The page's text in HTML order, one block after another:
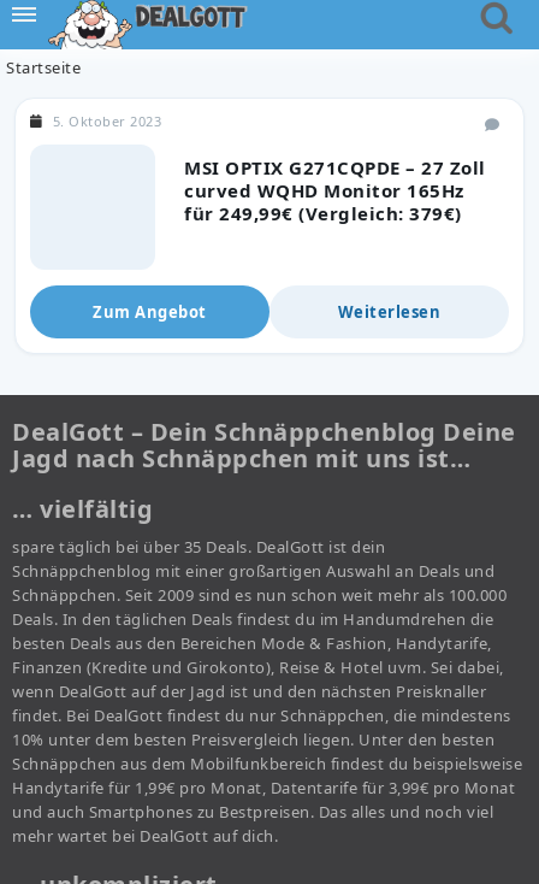
Startseite
MSI OPTIX G271CQPDE – 27 Zoll
curved WQHD Monitor 165Hz
für 249,99€ (Vergleich: 379€)
5. Oktober 2023
Zum Angebot Weiterlesen
DealGott – Dein Schnäppchenblog Deine
Jagd nach Schnäppchen mit uns ist…
… vielfältig
spare täglich bei über 35 Deals. DealGott ist dein
Schnäppchenblog mit einer großartigen Auswahl an Deals und
Schnäppchen. Seit 2009 sind es nun schon weit mehr als 100.000
Deals. In den täglichen Deals findest du im Handumdrehen die
besten Deals aus den Bereichen Mode & Fashion, Handytarife,
Finanzen (Kredite und Girokonto), Reise & Hotel uvm. Sei dabei,
wenn DealGott auf der Jagd ist und den nächsten Preisknaller
findet. Bei DealGott findest du nur Schnäppchen, die mindestens
10% unter dem besten Preisvergleich liegen. Unter den besten
Schnäppchen aus dem Mobilfunkbereich findest du beispielsweise
Handytarife für 1,99€ pro Monat, Datentarife für 3,99€ pro Monat
und auch Smartphones zu Bestpreisen. Das alles und noch viel
mehr wartet bei DealGott auf dich.